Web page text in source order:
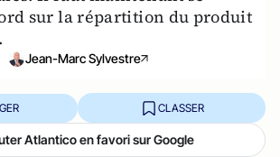
sur la répartition du produit
Jean-Marc Sylvestre
CLASSER
Atlantico en favori sur Google